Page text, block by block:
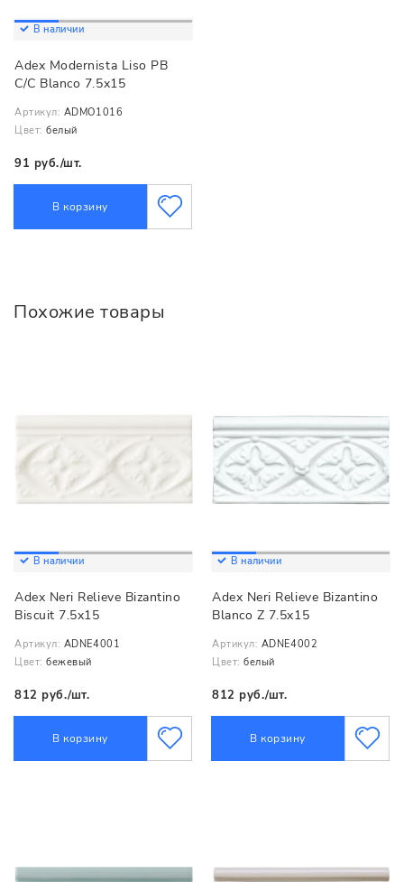
В наличии
Adex Modernista Liso PB
C/C Blanco 7.5x15
Артикул: ADMO1016
Цвет: белый
91 руб./шт.
В корзину
Похожие товары
В наличии
Adex Neri Relieve Bizantino
Biscuit 7.5x15
Артикул: ADNE4001
Цвет: бежевый
812 руб./шт.
В корзину
В наличии
Adex Neri Relieve Bizantino
Blanco Z 7.5x15
Артикул: ADNE4002
Цвет: белый
812 руб./шт.
В корзину